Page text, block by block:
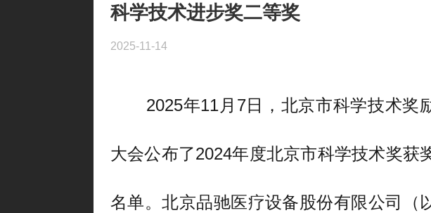
科学技术进步奖二等奖
2025-11-14
2025年11月7日，北京市科学技术奖
大会公布了2024年度北京市科学技术奖获
名单。北京品驰医疗设备股份有限公司（